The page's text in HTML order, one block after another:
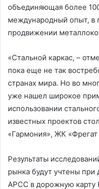
объединяющая более
международный опыт, в
продвижении
«Стальной каркас, –
пока еще не так
странах мира. Но во
уже нашел широкое
использовании
известных проектов
«Гармония», ЖК
Результаты
рынка будут учтены
АРСС в дорожную карту